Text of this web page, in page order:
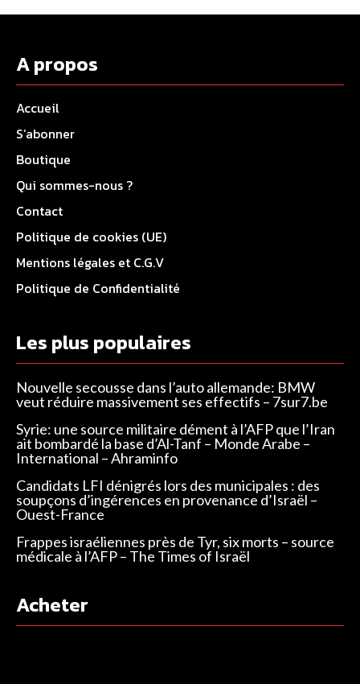
A propos
Accueil
S’abonner
Boutique
Qui sommes-nous ?
Contact
Politique de cookies (UE)
Mentions légales et C.G.V
Politique de Confidentialité
Les plus populaires
Nouvelle secousse dans l’auto allemande: BMW
veut réduire massivement ses effectifs – 7sur7.be
Syrie: une source militaire dément à l’AFP que l’Iran
ait bombardé la base d’Al-Tanf – Monde Arabe –
International – Ahraminfo
Candidats LFI dénigrés lors des municipales : des
soupçons d’ingérences en provenance d’Israël –
Ouest-France
Frappes israéliennes près de Tyr, six morts – source
médicale à l’AFP – The Times of Israël
Acheter